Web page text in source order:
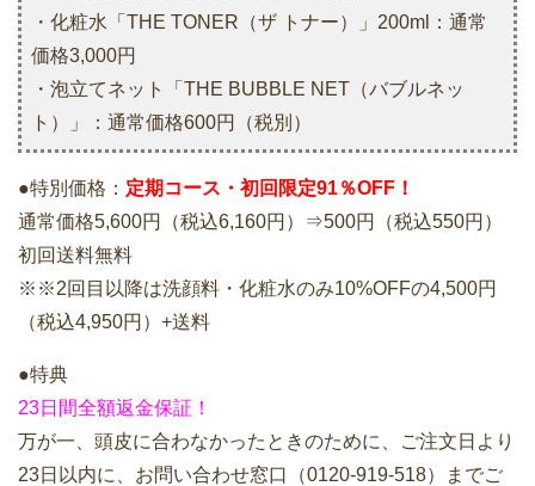
・化粧水「THE TONER（ザ トナー）」200ml：通常
価格3,000円
・泡立てネット「THE BUBBLE NET（バブルネッ
ト）」：通常価格600円（税別）
●特別価格： 定期コース・初回限定91％OFF！
通常価格5,600円（税込6,160円）⇒500円（税込550円）
初回送料無料
※※2回目以降は洗顔料・化粧水のみ10%OFFの4,500円
（税込4,950円）+送料
●特典
23日間全額返金保証！
万が一、頭皮に合わなかったときのために、ご注文日より
23日以内に、お問い合わせ窓口（0120-919-518）までご